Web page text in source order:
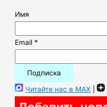
Имя
Email *
Читайте нас в MAX |